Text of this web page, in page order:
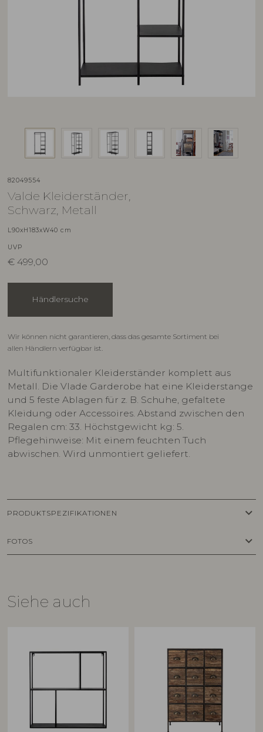
82049554
Valde Kleiderständer,
Schwarz, Metall
L90xH183xW40 cm
UVP
€ 499,00
Händlersuche
Wir können nicht garantieren, dass das gesamte Sortiment bei
allen Händlern verfügbar ist.
Multifunktionaler Kleiderständer komplett aus
Metall. Die Vlade Garderobe hat eine Kleiderstange
und 5 feste Ablagen für z. B. Schuhe, gefaltete
Kleidung oder Accessoires. Abstand zwischen den
Regalen cm: 33. Höchstgewicht kg: 5.
Pflegehinweise: Mit einem feuchten Tuch
abwischen. Wird unmontiert geliefert.
PRODUKTSPEZIFIKATIONEN keyboard_arrow_down
FOTOS keyboard_arrow_down
Siehe auch